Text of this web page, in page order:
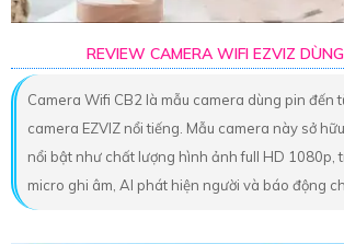
REVIEW CAMERA WIFI EZVIZ
Camera Wifi CB2 là mẫu camera dùng pin đến
camera EZVIZ nổi tiếng. Mẫu camera này sở
nổi bật như chất lượng hình ảnh full HD 1080p,
micro ghi âm, AI phát hiện người và báo động